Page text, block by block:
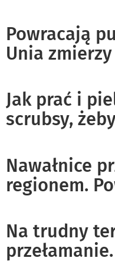
Powracają
Unia
Jak prać i
scrubsy,
Nawałnice
regionem.
Na trudny